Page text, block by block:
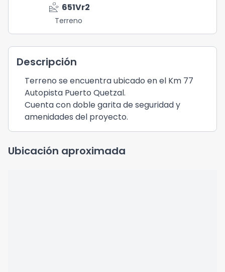
landslide 651Vr2
Terreno
Descripción
Terreno se encuentra ubicado en el Km 77
Autopista Puerto Quetzal.
Cuenta con doble garita de seguridad y
amenidades del proyecto.
Ubicación aproximada